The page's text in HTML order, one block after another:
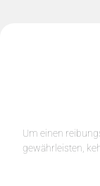
Um einen
gewährleisten,